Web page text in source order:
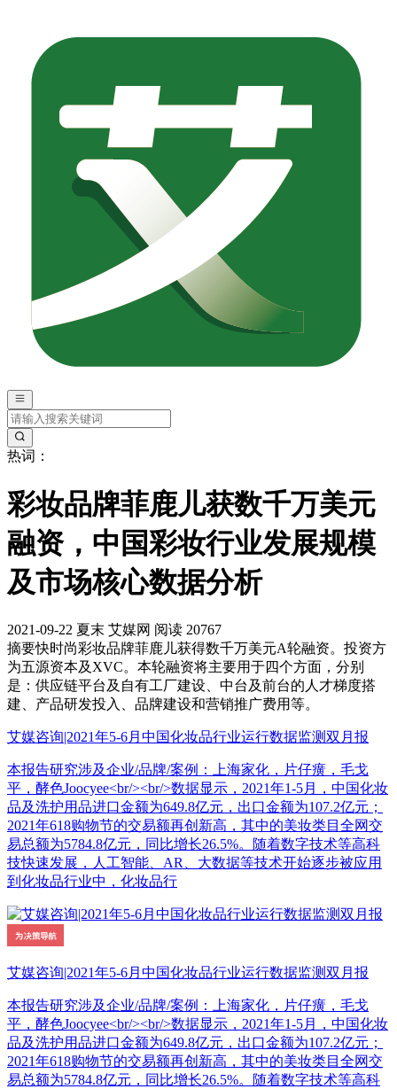
热词：
彩妆品牌菲鹿儿获数千万美元
融资，中国彩妆行业发展规模
及市场核心数据分析
2021-09-22 夏末 艾媒网 阅读 20767
摘要快时尚彩妆品牌菲鹿儿获得数千万美元A轮融资。投资方
为五源资本及XVC。本轮融资将主要用于四个方面，分别
是：供应链平台及自有工厂建设、中台及前台的人才梯度搭
建、产品研发投入、品牌建设和营销推广费用等。
艾媒咨询|2021年5-6月中国化妆品行业运行数据监测双月报
本报告研究涉及企业/品牌/案例：上海家化，片仔癀，毛戈
平，酵色Joocyee<br/><br/>数据显示，2021年1-5月，中国化妆
品及洗护用品进口金额为649.8亿元，出口金额为107.2亿元；
2021年618购物节的交易额再创新高，其中的美妆类目全网交
易总额为5784.8亿元，同比增长26.5%。随着数字技术等高科
技快速发展，人工智能、AR、大数据等技术开始逐步被应用
到化妆品行业中，化妆品行
艾媒咨询|2021年5-6月中国化妆品行业运行数据监测双月报
本报告研究涉及企业/品牌/案例：上海家化，片仔癀，毛戈
平，酵色Joocyee<br/><br/>数据显示，2021年1-5月，中国化妆
品及洗护用品进口金额为649.8亿元，出口金额为107.2亿元；
2021年618购物节的交易额再创新高，其中的美妆类目全网交
易总额为5784.8亿元，同比增长26.5%。随着数字技术等高科